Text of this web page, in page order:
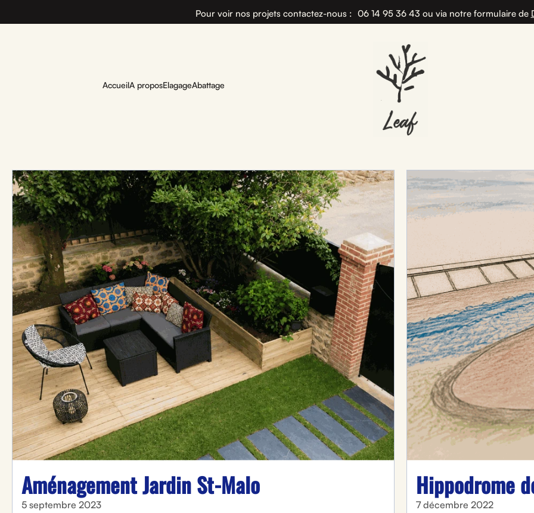
Pour voir nos projets contactez-nous : 06 14 95 36 43‬ ou via notre formulaire de
AccueilA proposElagageAbattage
Aménagement Jardin St-Malo
5 septembre 2023
Hippodrome
7 décembre 2022